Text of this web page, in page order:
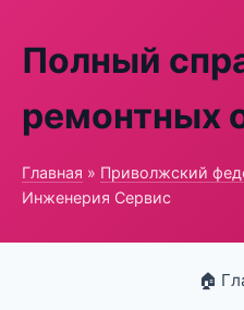
Полный
ремонтных
Главная » Приволжский
Инженерия Сервис
🏠